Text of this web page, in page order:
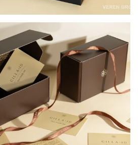
ДЛЯ НАТУРАЛЬНОЇ
BY ID